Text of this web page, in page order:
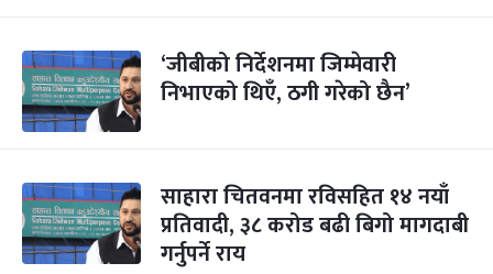
‘जीबीको निर्देशनमा जिम्मेवारी
निभाएको थिएँ, ठगी गरेको छैन’
साहारा चितवनमा रविसहित १४ नयाँ
प्रतिवादी, ३८ करोड बढी बिगो मागदाबी
गर्नुपर्ने राय